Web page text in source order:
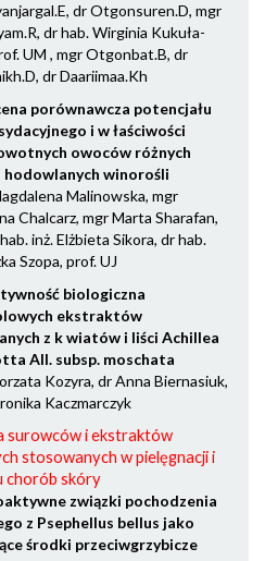
dr Otgonsuren.D, mgr
dr hab. Wirginia Kukuła-
UM , mgr Otgonbat.B, dr
dr Daariimaa.Kh
porównawcza potencjału
i w łaściwości
owoców różnych
hodowlanych winorośli
Malinowska, mgr
Chalcarz, mgr Marta Sharafan,
inż. Elżbieta Sikora, dr hab.
Szopa, prof. UJ
biologiczna
ekstraktów
z k wiatów i liści Achillea
All. subsp. moschata
Kozyra, dr Anna Biernasiuk,
Kaczmarczyk
surowców i ekstraktów
stosowanych w pielęgnacji i
chorób skóry
związki pochodzenia
z Psephellus bellus jako
środki przeciwgrzybicze